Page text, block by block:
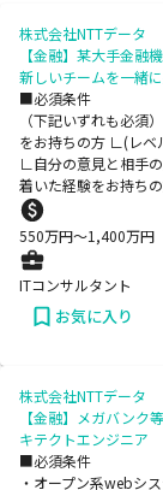
株式会社NTTデータ
【金融】某大手金融
新しいチームを一緒
■必須条件
（下記いずれも必
をお持ちの方 ∟(レベ
∟自分の意見と相手
着いた経験をお持ち
550万円〜1,400万円
ITコンサルタント
お気に入り
株式会社NTTデータ
【金融】メガバンク
キテクトエンジニア
■必須条件
・オープン系webシ